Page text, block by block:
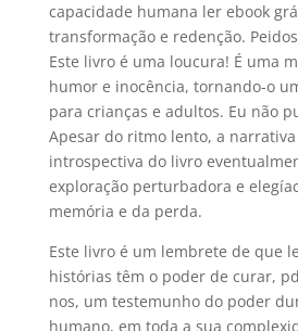
capacidade humana ler ebook
transformação e redenção.
Este livro é uma loucura! É uma
humor e inocência, tornando-o
para crianças e adultos. Eu não
Apesar do ritmo lento, a
introspectiva do livro
exploração perturbadora e
memória e da perda.
Este livro é um lembrete de que
histórias têm o poder de curar,
nos, um testemunho do poder
humano, em toda a sua